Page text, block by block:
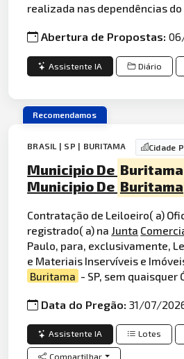
realizada nas dependências do
Abertura de Propostas:
Assistente IA Diário
Recomendamos
BRASIL | SP | BURITAMA Cidade
Municipio De Buritama
Municipio De Buritama
Contratação de Leiloeiro( a)
registrado( a) na Junta
Paulo, para, exclusivamente,
e Materiais Inservíveis e
Buritama - SP, sem quaisquer
Data do Pregão:31/07/
Assistente IA Lotes
Compartilhar